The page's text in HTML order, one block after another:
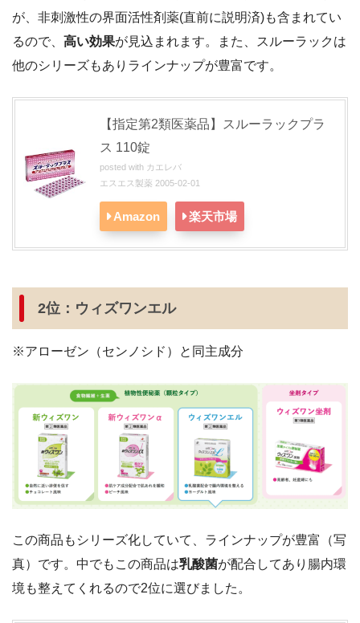
が、非刺激性の界面活性剤薬(直前に説明済)も含まれてい
るので、 高い効果が見込まれます。また、スルーラックは
他のシリーズもありラインナップが豊富です。
【指定第2類医薬品】スルーラックプラ
ス 110錠
posted with カエレバ
エスエス製薬 2005-02-01
Amazon 楽天市場
2位：ウィズワンエル
※アローゼン（センノシド）と同主成分
この商品もシリーズ化していて、ラインナップが豊富（写
真）です。中でもこの商品は乳酸菌が配合してあり腸内環
境も整えてくれるので2位に選びました。